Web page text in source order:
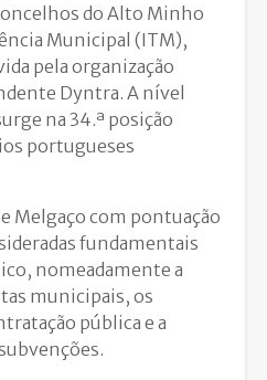
do Alto Minho
Municipal (ITM),
pela organização
Dyntra. A nível
na 34.ª posição
portugueses
Melgaço com pontuação
fundamentais
nomeadamente a
municipais, os
pública e a